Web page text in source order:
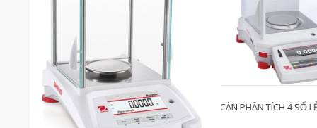
CÂN PHÂN TÍCH 4 SỐ LẺ EX224/AD CÂN PHÂN TÍCH 4